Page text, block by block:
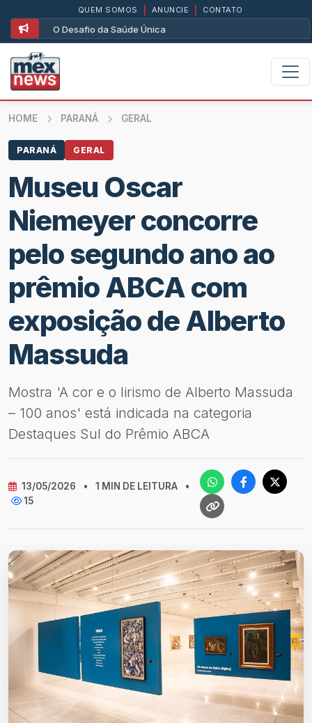
O Desafio da Saúde Única
QUEM SOMOS ANUNCIE CONTATO
HOME PARANÁ GERAL
PARANÁ GERAL
Museu Oscar
Niemeyer concorre
pelo segundo ano ao
prêmio ABCA com
exposição de Alberto
Massuda
Mostra 'A cor e o lirismo de Alberto Massuda
– 100 anos' está indicada na categoria
Destaques Sul do Prêmio ABCA
13/05/2026 • 1 MIN DE LEITURA
•
15